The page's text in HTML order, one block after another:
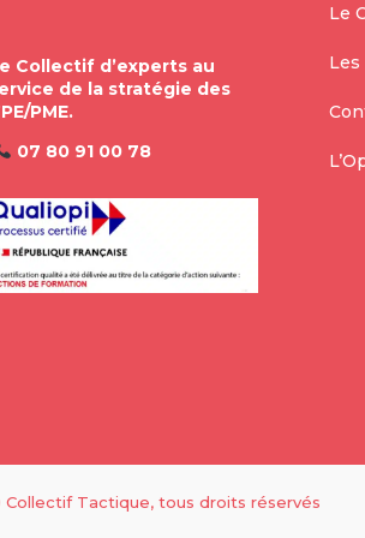
Collectif d’experts au
de la stratégie des
PME.
07 80 91 00 78
Le
Les
Collectif Tactique, tous droits réservés